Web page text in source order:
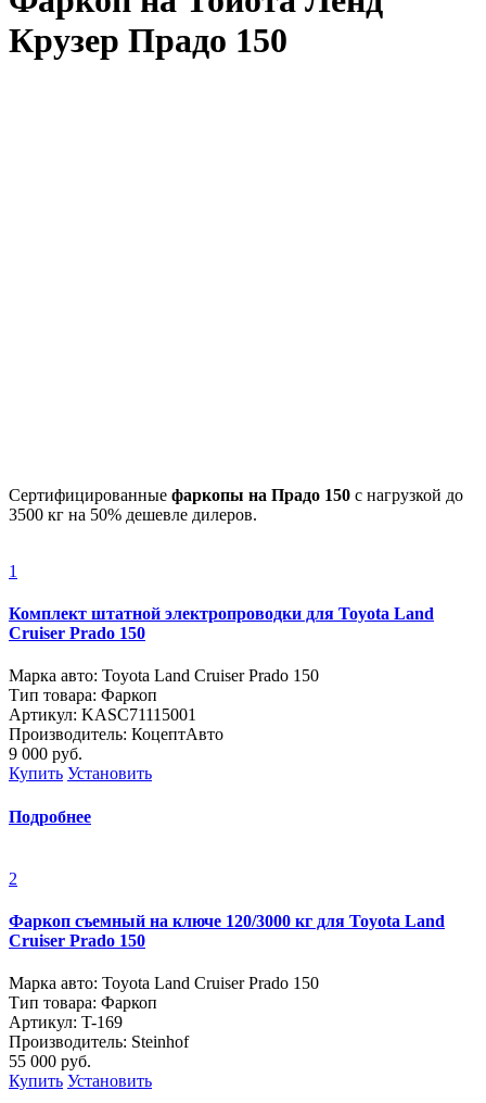
Крузер Прадо 150
Сертифицированные фаркопы на Прадо 150 с нагрузкой до
3500 кг на 50% дешевле дилеров.
1
Комплект штатной электропроводки для Toyota Land
Cruiser Prado 150
Марка авто: Toyota Land Cruiser Prado 150
Тип товара: Фаркоп
Артикул: KASC71115001
Производитель: КоцептАвто
9 000 руб.
Купить Установить
Подробнее
2
Фаркоп съемный на ключе 120/3000 кг для Toyota Land
Cruiser Prado 150
Марка авто: Toyota Land Cruiser Prado 150
Тип товара: Фаркоп
Артикул: T-169
Производитель: Steinhof
55 000 руб.
Купить Установить